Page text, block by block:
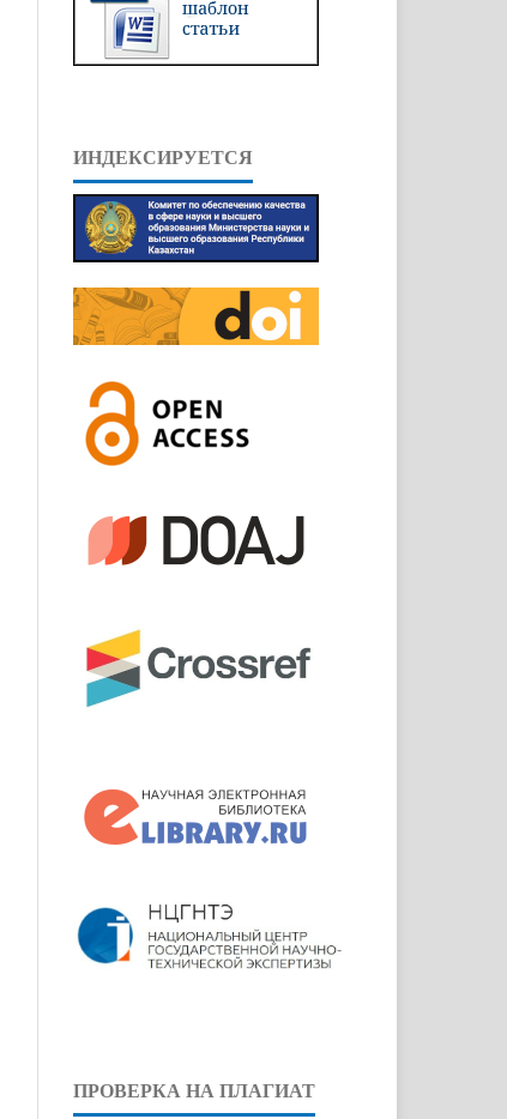
ИНДЕКСИРУЕТСЯ
ПРОВЕРКА НА ПЛАГИАТ